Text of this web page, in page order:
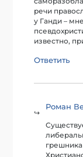
речи
у Ганди –
известно,
Ответить
Роман